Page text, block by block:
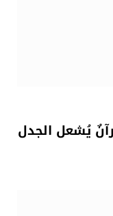
يُشعل الجدل